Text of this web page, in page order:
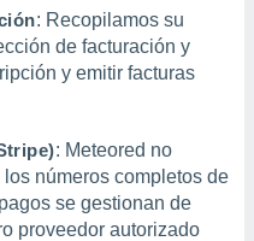
: Recopilamos su
de facturación y
y emitir facturas
: Meteored no
números completos de
se gestionan de
proveedor autorizado